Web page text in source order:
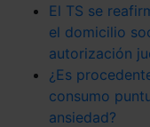
El TS se
el domicilio
autorización
¿Es
consumo
ansiedad?